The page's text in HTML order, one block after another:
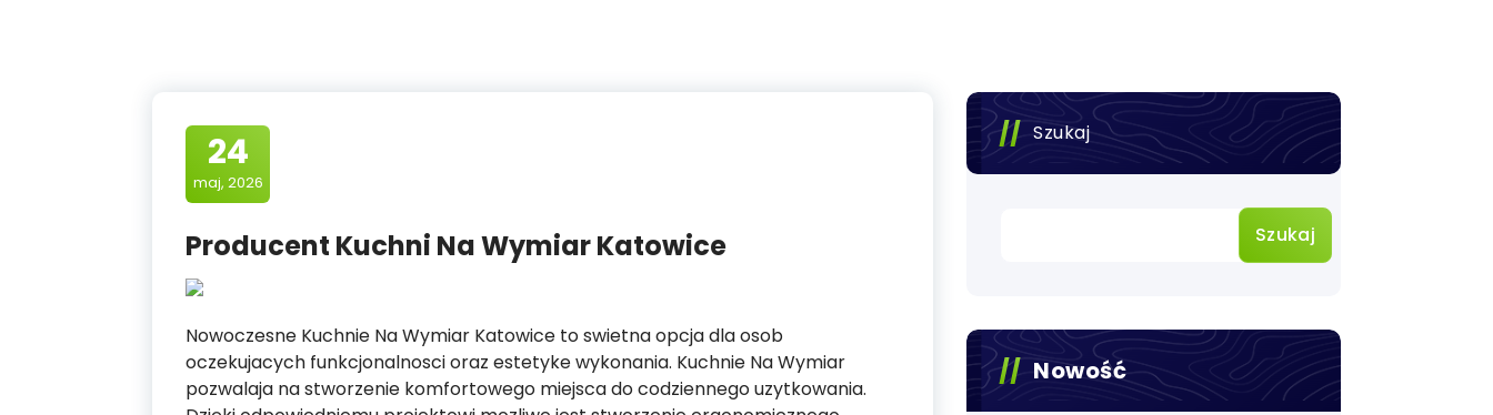
24
maj, 2026
Producent Kuchni Na Wymiar Katowice
Nowoczesne Kuchnie Na Wymiar Katowice to swietna opcja dla osob
oczekujacych funkcjonalnosci oraz estetyke wykonania. Kuchnie Na Wymiar
pozwalaja na stworzenie komfortowego miejsca do codziennego uzytkowania.
Szukaj
Szukaj
Nowość